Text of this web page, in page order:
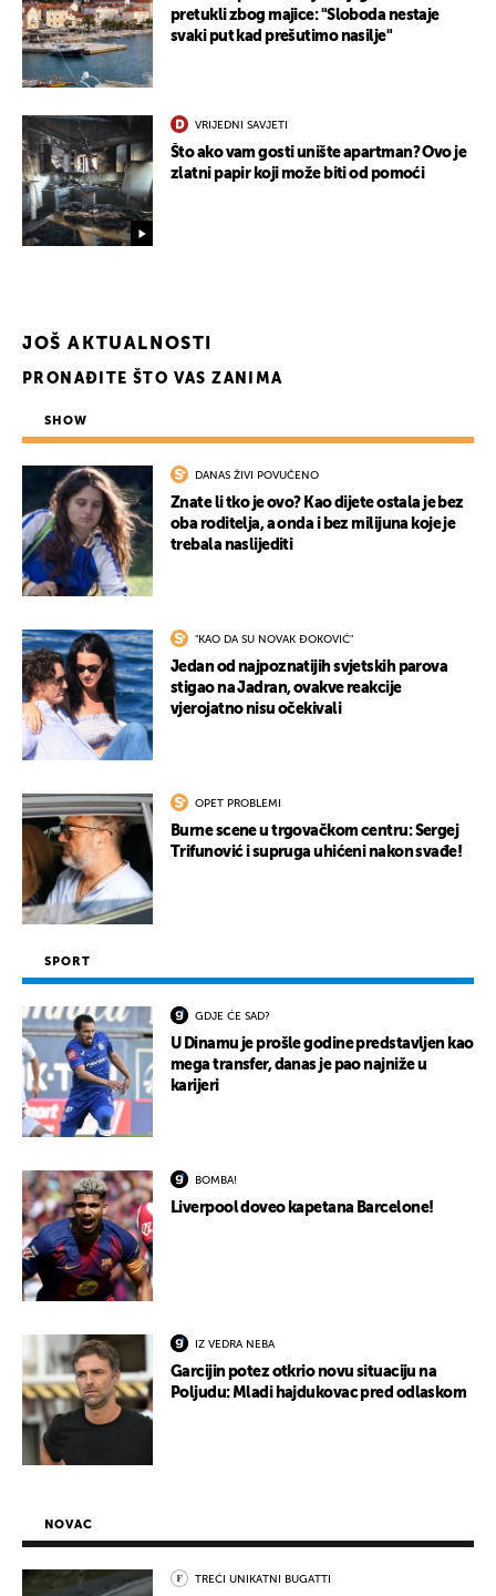
pretukli zbog majice: "Sloboda nestaje
svaki put kad prešutimo nasilje"
VRIJEDNI SAVJETI
Što ako vam gosti unište apartman? Ovo je
zlatni papir koji može biti od pomoći
JOŠ AKTUALNOSTI
PRONAĐITE ŠTO VAS ZANIMA
SHOW
DANAS ŽIVI POVUČENO
Znate li tko je ovo? Kao dijete ostala je bez
oba roditelja, a onda i bez milijuna koje je
trebala naslijediti
"KAO DA SU NOVAK ĐOKOVIĆ"
Jedan od najpoznatijih svjetskih parova
stigao na Jadran, ovakve reakcije
vjerojatno nisu očekivali
OPET PROBLEMI
Burne scene u trgovačkom centru: Sergej
Trifunović i supruga uhićeni nakon svađe!
SPORT
GDJE ĆE SAD?
U Dinamu je prošle godine predstavljen kao
mega transfer, danas je pao najniže u
karijeri
BOMBA!
Liverpool doveo kapetana Barcelone!
IZ VEDRA NEBA
Garcijin potez otkrio novu situaciju na
Poljudu: Mladi hajdukovac pred odlaskom
NOVAC
TREĆI UNIKATNI BUGATTI
UKLJUČITE NOTIFIKACIJE